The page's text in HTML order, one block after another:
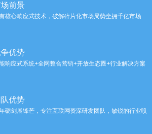
前景
核心响应式技术，破解碎片化市场局势坐拥千亿市场
优势
响应式系统+全网整合营销+开放生态圈+行业解决方案
队优势
砺剑展锋芒，专注互联网资深研发团队，敏锐的行业嗅